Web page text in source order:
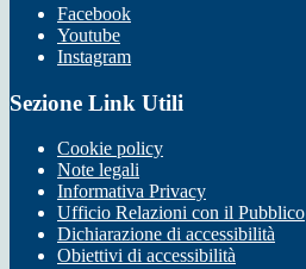
Facebook
Youtube
Instagram
Sezione Link Utili
Cookie policy
Note legali
Informativa Privacy
Ufficio Relazioni con il Pubblico
Dichiarazione di accessibilità
Obiettivi di accessibilità